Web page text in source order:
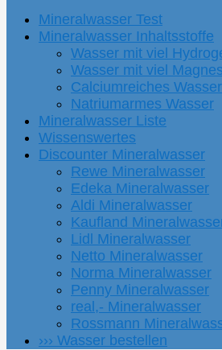
Mineralwasser Test
Mineralwasser Inhaltsstoffe
Wasser mit viel
Wasser mit viel
Calciumreiches Wasser
Natriumarmes Wasser
Mineralwasser Liste
Wissenswertes
Discounter Mineralwasser
Rewe Mineralwasser
Edeka Mineralwasser
Aldi Mineralwasser
Kaufland
Lidl Mineralwasser
Netto Mineralwasser
Norma Mineralwasser
Penny Mineralwasser
real,- Mineralwasser
Rossmann
››› Wasser bestellen